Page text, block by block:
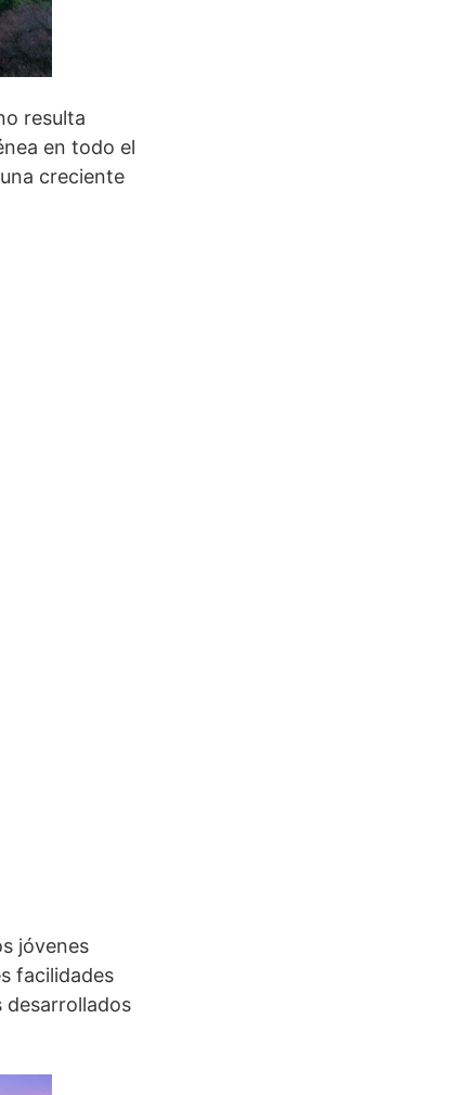
resulta
en todo el
creciente
jóvenes
facilidades
desarrollados